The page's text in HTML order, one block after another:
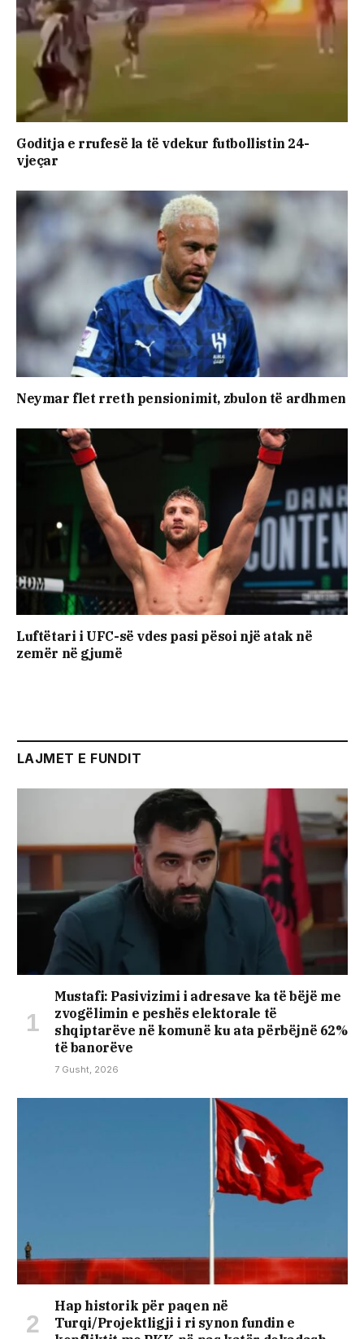
Goditja e rrufesë la të vdekur futbollistin 24-
vjeçar
Neymar flet rreth pensionimit, zbulon të ardhmen
Luftëtari i UFC-së vdes pasi pësoi një atak në
zemër në gjumë
LAJMET E FUNDIT
Mustafi: Pasivizimi i adresave ka të bëjë me
zvogëlimin e peshës elektorale të
shqiptarëve në komunë ku ata përbëjnë 62%
të banorëve
7 Gusht, 2026
Hap historik për paqen në
Turqi/Projektligji i ri synon fundin e